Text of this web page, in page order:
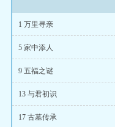
1 万里寻亲
5 家中添人
9 五福之谜
13 与君初识
17 古墓传承